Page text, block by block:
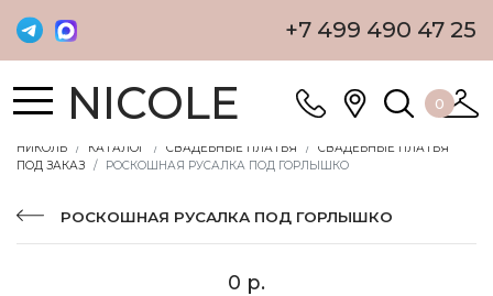
+7 499 490 47 25
NICOLE 0
НИКОЛЬ КАТАЛОГ СВАДЕБНЫЕ ПЛАТЬЯ
СВАДЕБНЫЕ ПЛАТЬЯ
ПОД ЗАКАЗ
РОСКОШНАЯ РУСАЛКА ПОД ГОРЛЫШКО
РОСКОШНАЯ РУСАЛКА ПОД ГОРЛЫШКО
0 р.